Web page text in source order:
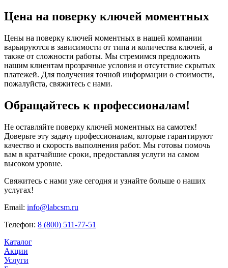
Цена на поверку ключей моментных
Цены на поверку ключей моментных в нашей компании
варьируются в зависимости от типа и количества ключей, а
также от сложности работы. Мы стремимся предложить
нашим клиентам прозрачные условия и отсутствие скрытых
платежей. Для получения точной информации о стоимости,
пожалуйста, свяжитесь с нами.
Обращайтесь к профессионалам!
Не оставляйте поверку ключей моментных на самотек!
Доверьте эту задачу профессионалам, которые гарантируют
качество и скорость выполнения работ. Мы готовы помочь
вам в кратчайшие сроки, предоставляя услуги на самом
высоком уровне.
Свяжитесь с нами уже сегодня и узнайте больше о наших
услугах!
Email: info@labcsm.ru
Телефон: 8 (800) 511-77-51
Каталог
Акции
Услуги